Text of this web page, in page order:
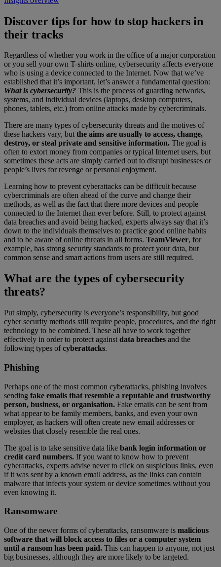
Discover tips for how to stop hackers in
their tracks
Regardless of whether you work in the office of a major corporation
or you sell your own T-shirts online, cybersecurity affects everyone
who is using a device connected to the Internet. Now that we’ve
established that it’s important, let’s answer a fundamental question:
What is cybersecurity? This is the process of guarding networks,
systems, and individual devices (laptops, desktop computers,
phones, tablets, etc.) from online attacks made by cybercriminals.
There are many types of cybersecurity threats and the motives of
these hackers vary, butthe aims are usually to access, change,
destroy, or steal private and sensitive information. The goal is
often to extort money from companies or typical Internet users, but
sometimes these acts are simply carried out to disrupt businesses or
people’s lives for revenge or personal enjoyment.
Learning how to prevent cyberattacks can be difficult because
cybercriminals are often ahead of the curve and change their
methods, as well as the fact that there more devices and people
connected to the Internet than ever before. Still, to protect against
data breaches and avoid being hacked, experts always say that it’s
down to the individuals themselves to practice good online habits
and to be aware of online threats in all forms. TeamViewer, for
example, has strong security standards to protect your data, but
common sense and smart actions from users are still required.
What are the types of cybersecurity
threats?
Put simply, cybersecurity is everyone’s responsibility, but good
cyber security methods still require people, procedures, and the right
technology to be combined. These all have to work together
effectively in order to protect against data breaches and the
following types ofcyberattacks.
Phishing
Perhaps one of the most common cyberattacks, phishing involves
sending fake emails that resemble a reputable and trustworthy
person, business, or organisation. Fake emails can be sent from
what appear to be family members, banks, and even your own
employer, as hackers will often create new email addresses or
websites that closely resemble the real ones.
The goal is to take sensitive data like bank login information or
credit card numbers. If you want to know how to prevent
cyberattacks, experts advise never to click on suspicious links, even
if it was sent by a known email address, as the links can contain
malware that infects your system or device sometimes without you
even knowing it.
Ransomware
One of the newer forms of cyberattacks, ransomware is malicious
software that will block access to files or a computer system
until a ransom has been paid. This can happen to anyone, not just
big businesses, although they are more likely to be targeted.